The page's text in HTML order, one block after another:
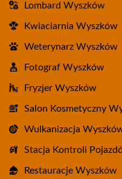
Lombard Wyszków
Kwiaciarnia Wyszków
Weterynarz Wyszków
Fotograf Wyszków
Fryzjer Wyszków
Salon Kosmetyczny
Wulkanizacja
Stacja Kontroli
Restauracje Wyszków